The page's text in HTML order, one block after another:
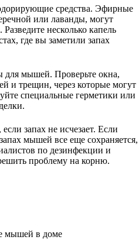
средства. Эфирные
или лаванды, могут
несколько капель
где вы заметили запах
для мышей. Проверьте окна,
и трещин, через которые могут
специальные герметики или
запах не исчезает. Если
мышей все еще сохраняется,
по дезинфекции и
проблему на корню.
мышей в доме